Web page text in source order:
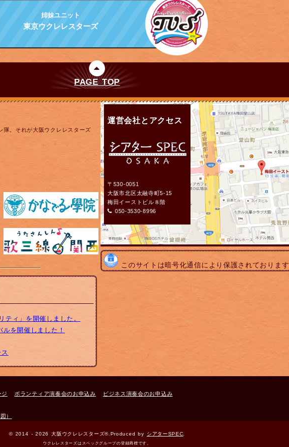
姉妹ユニット
東京ウクレレスターズ
PAGE TOP
隊。それが大阪ウクレレスターズ
ティ」を開催しました。
を開催しました！
運営会社とアクセス
〒530-0051
大阪市北区太融寺町5-15
梅田イーストビル８階
050-3530-8996
このサイトは暗号化通信により保護されております
ボランティア演奏会のお申込み
ビジネス演奏会のお申込み
）
© 2014 - 2026 大阪ウクレレスターズ®.Produced by シアターSPEC
ウクレレスターズはスペックグループの登録商標です。